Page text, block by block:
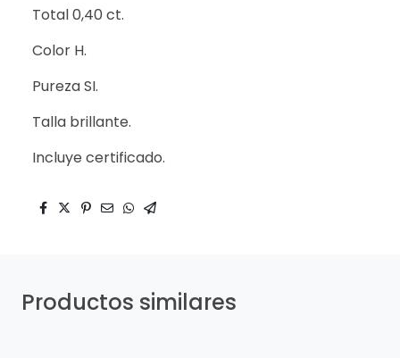
Total 0,40 ct.
Color H.
Pureza SI.
Talla brillante.
Incluye certificado.
Productos similares